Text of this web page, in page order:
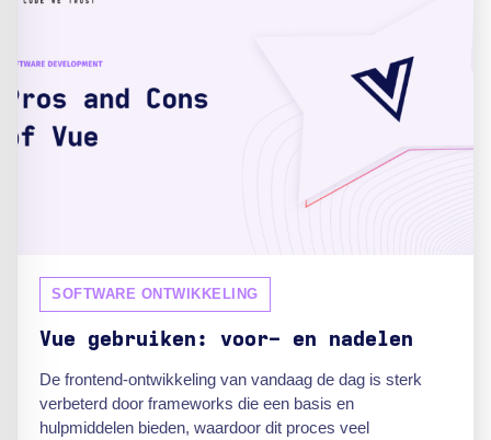
SOFTWARE ONTWIKKELING
Vue gebruiken: voor- en nadelen
De frontend-ontwikkeling van vandaag de dag is sterk
verbeterd door frameworks die een basis en
hulpmiddelen bieden, waardoor dit proces veel